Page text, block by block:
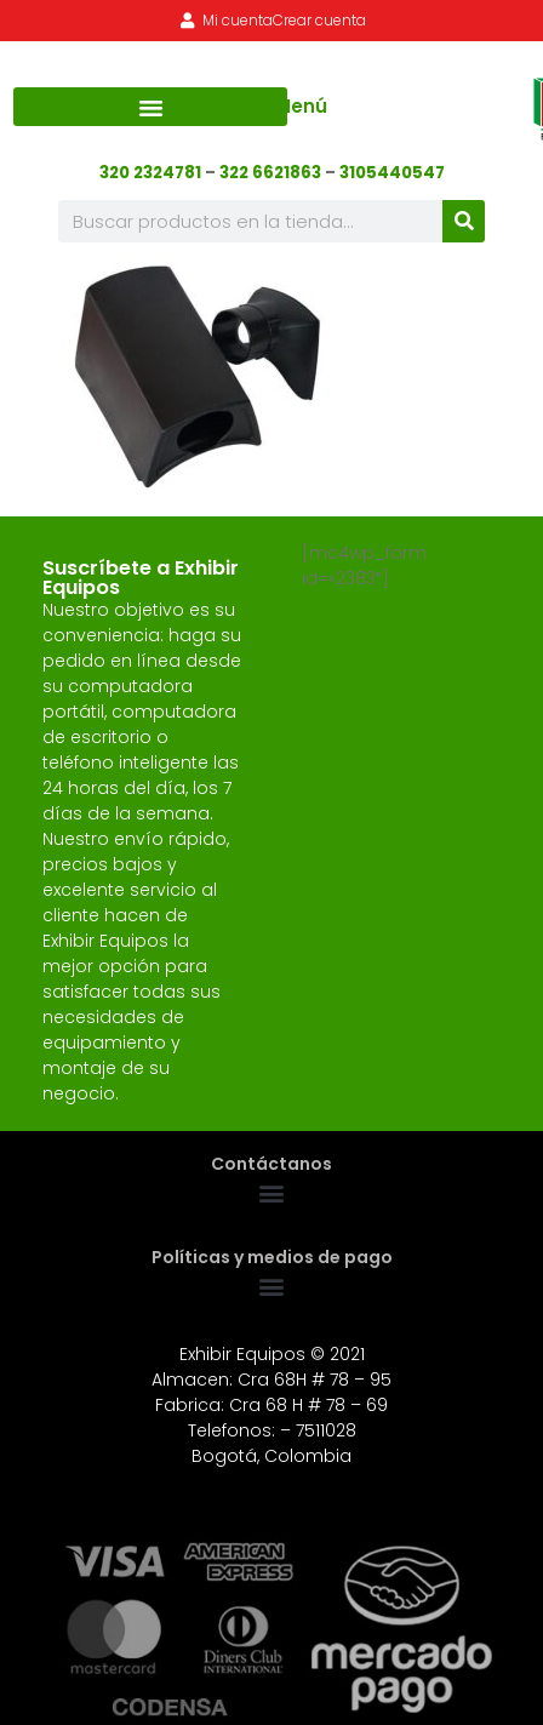
Mi cuentaCrear cuenta
Menú
320 2324781– 322 6621863 – 3105440547
Suscríbete a Exhibir
Equipos
Nuestro objetivo es su
conveniencia: haga su
pedido en línea desde
su computadora
portátil, computadora
de escritorio o
teléfono inteligente las
24 horas del día, los 7
días de la semana.
Nuestro envío rápido,
precios bajos y
excelente servicio al
cliente hacen de
Exhibir Equipos la
mejor opción para
satisfacer todas sus
necesidades de
equipamiento y
montaje de su
negocio.
[mc4wp_form
id=»2383″]
Contáctanos
Políticas y medios de pago
Exhibir Equipos © 2021
Almacen: Cra 68H # 78 – 95
Fabrica: Cra 68 H # 78 – 69
Telefonos: – 7511028
Bogotá, Colombia